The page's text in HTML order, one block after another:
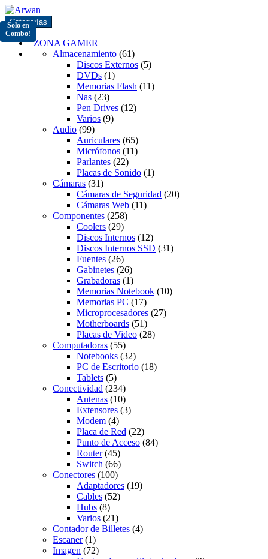
Saltar
a
la
navegación
Saltar
al
contenido
Categorías
ZONA GAMER
Almacenamiento (61)
Discos Externos (5)
DVDs (1)
Memorias Flash (11)
Nas (23)
Pen Drives (12)
Varios (9)
Audio (99)
Auriculares (65)
Micrófonos (11)
Parlantes (22)
Placas de Sonido (1)
Cámaras (31)
Cámaras de Seguridad (20)
Cámaras Web (11)
Componentes (258)
Coolers (29)
Discos Internos (12)
Discos Internos SSD (31)
Fuentes (26)
Gabinetes (26)
Grabadoras (1)
Memorias Notebook (10)
Memorias PC (17)
Microprocesadores (27)
Motherboards (51)
Placas de Video (28)
Computadoras (55)
Notebooks (32)
PC de Escritorio (18)
Tablets (5)
Conectividad (234)
Antenas (10)
Extensores (3)
Modem (4)
Placa de Red (22)
Punto de Acceso (84)
Router (45)
Switch (66)
Conectores (100)
Adaptadores (19)
Cables (52)
Hubs (8)
Varios (21)
Contador de Billetes (4)
Escaner (1)
Imagen (72)
Solo en
Combo!
Solo en
Combo!
Solo en
Combo!
Solo en
Combo!
Solo en
Combo!